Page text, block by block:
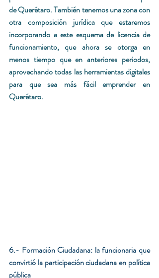
de Querétaro. También tenemos una zona con
otra composición jurídica que estaremos
incorporando a este esquema de licencia de
funcionamiento, que ahora se otorga en
menos tiempo que en anteriores periodos,
aprovechando todas las herramientas digitales
para que sea más fácil emprender en
Querétaro.
6.- Formación Ciudadana: la funcionaria que
convirtió la participación ciudadana en política
pública